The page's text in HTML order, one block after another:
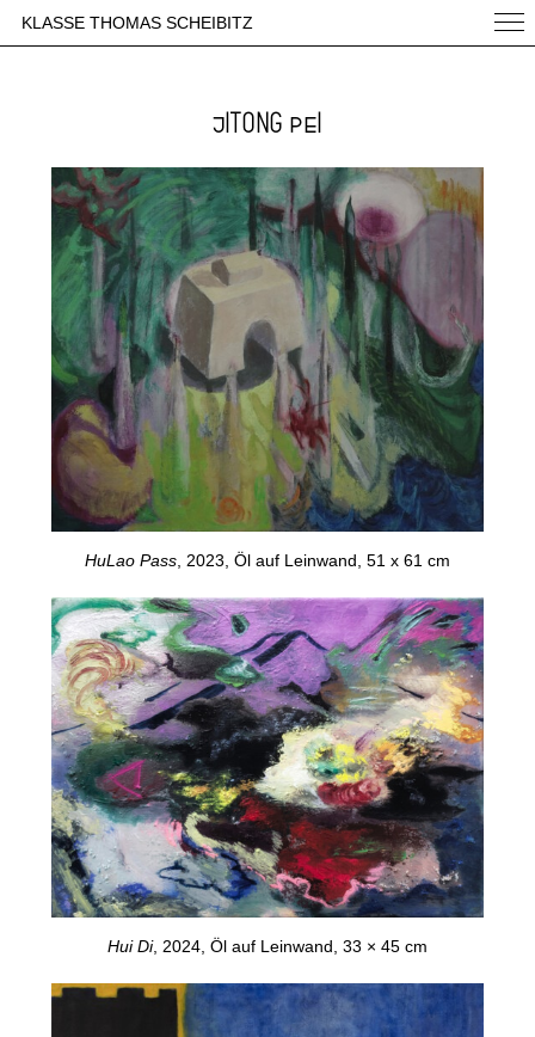
KLASSE THOMAS SCHEIBITZ
JITONG PEI
HuLao Pass, 2023, Öl auf Leinwand, 51 x 61 cm
Hui Di, 2024, Öl auf Leinwand, 33 × 45 cm